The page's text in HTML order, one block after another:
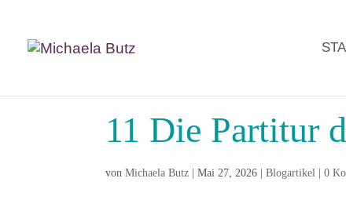
11 Die Partitur
vonMichaela Butz |Mai 27, 2026 |Blogartikel |0